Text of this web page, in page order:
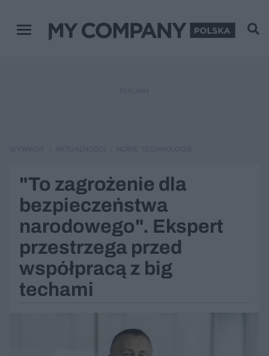
Menu główne
"To zagrożenie dla
bezpieczeństwa
narodowego". Ekspert
przestrzega przed
współpracą z big
techami